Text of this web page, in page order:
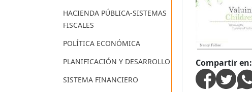
HACIENDA PÚBLICA-SISTEMAS
FISCALES
POLÍTICA ECONÓMICA
PLANIFICACIÓN Y DESARROLLO
SISTEMA FINANCIERO
Compartir en: